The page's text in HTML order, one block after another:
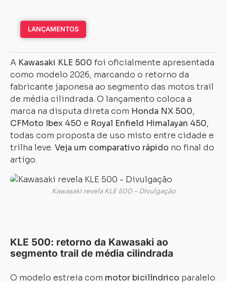
LANÇAMENTOS
A Kawasaki KLE 500 foi oficialmente apresentada
como modelo 2026, marcando o retorno da
fabricante japonesa ao segmento das motos trail
de média cilindrada. O lançamento coloca a
marca na disputa direta com Honda NX 500,
CFMoto Ibex 450 e Royal Enfield Himalayan 450,
todas com proposta de uso misto entre cidade e
trilha leve. Veja um comparativo rápido no final do
artigo.
Kawasaki revela KLE 500 – Divulgação
KLE 500: retorno da Kawasaki ao
segmento trail de média cilindrada
O modelo estreia com motor bicilíndrico paralelo